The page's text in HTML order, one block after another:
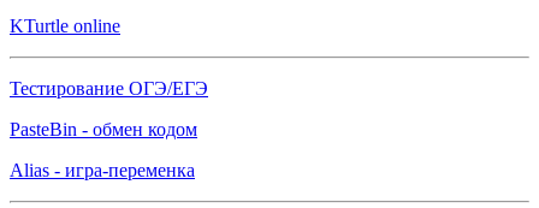
KTurtle online
Тестирование ОГЭ/ЕГЭ
PasteBin - обмен кодом
Alias - игра-переменка